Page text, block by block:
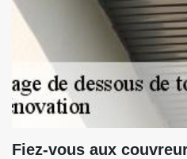
Fiez-vous aux